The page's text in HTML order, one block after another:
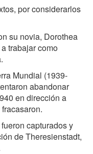
por considerarlos
su novia, Dorothea
trabajar como
Mundial (1939-
abandonar
en dirección a
capturados y
de Theresienstadt,